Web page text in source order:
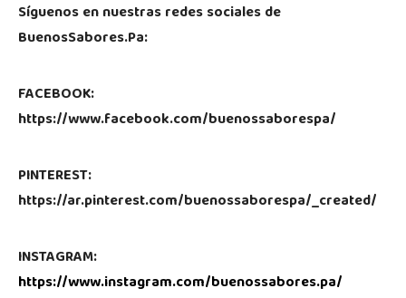
Síguenos en nuestras redes sociales de
BuenosSabores.Pa:
FACEBOOK:
https://www.facebook.com/buenossaborespa/
PINTEREST:
https://ar.pinterest.com/buenossaborespa/_created/
INSTAGRAM:
https://www.instagram.com/buenossabores.pa/